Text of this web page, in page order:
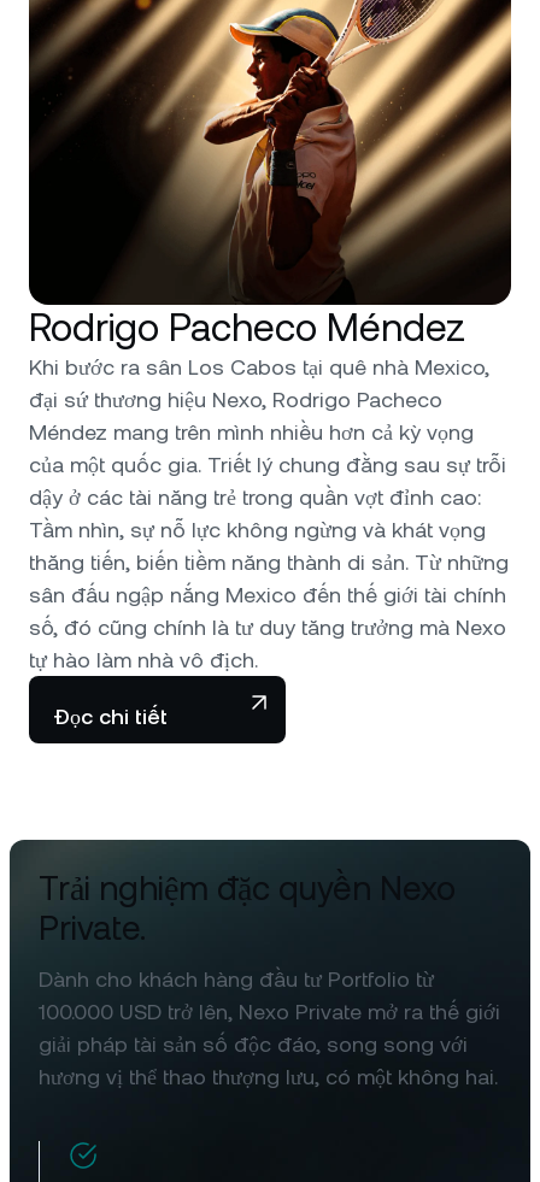
Rodrigo Pacheco Méndez
Khi bước ra sân Los Cabos tại quê nhà Mexico,
đại sứ thương hiệu Nexo, Rodrigo Pacheco
Méndez mang trên mình nhiều hơn cả kỳ vọng
của một quốc gia. Triết lý chung đằng sau sự trỗi
dậy ở các tài năng trẻ trong quần vợt đỉnh cao:
Tầm nhìn, sự nỗ lực không ngừng và khát vọng
thăng tiến, biến tiềm năng thành di sản. Từ những
sân đấu ngập nắng Mexico đến thế giới tài chính
số, đó cũng chính là tư duy tăng trưởng mà Nexo
tự hào làm nhà vô địch.
Đọc chi tiết
Trải nghiệm đặc quyền Nexo
Private.
Dành cho khách hàng đầu tư Portfolio từ
100.000 USD trở lên, Nexo Private mở ra thế giới
giải pháp tài sản số độc đáo, song song với
hương vị thể thao thượng lưu, có một không hai.